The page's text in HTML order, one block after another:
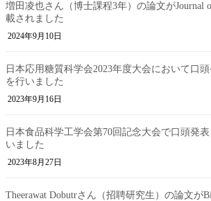
増田凌也さん（博士課程3年）の論文がJournal
載されました
2024年9月10日
日本応用糖質科学会2023年度大会において口
を行いました
2023年9月16日
日本食品科学工学会第70回記念大会で口頭発
いました
2023年8月27日
Theerawat Dobutrさん（招聘研究生）の論文が